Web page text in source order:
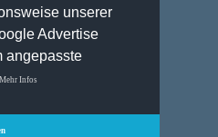
unserer
Advertise
angepasste
Mehr Infos